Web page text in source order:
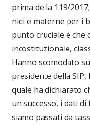
prima della 119/
nidi e materne per i
punto cruciale è che
incostituzionale,
Hanno scomodato
presidente della SIP,
quale ha dichiarato
un successo, i dati
siamo passati da